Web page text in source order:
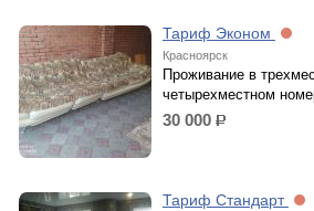
Тариф Эконом
Красноярск
Проживание в
четырехместном
30 000 р.
Тариф Стандарт